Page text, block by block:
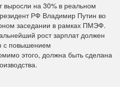
выросли на 30% в реальном
РФ Владимир Путин во
заседании в рамках ПМЭФ.
рост зарплат должен
с повышением
этого, должна быть сделана